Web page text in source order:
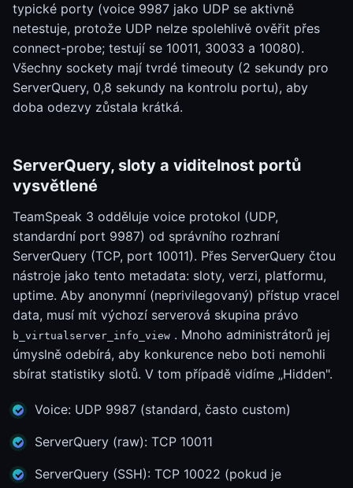
typické porty (voice 9987 jako UDP se aktivně
netestuje, protože UDP nelze spolehlivě ověřit přes
connect-probe; testují se 10011, 30033 a 10080).
Všechny sockety mají tvrdé timeouty (2 sekundy pro
ServerQuery, 0,8 sekundy na kontrolu portu), aby
doba odezvy zůstala krátká.
ServerQuery, sloty a viditelnost portů
vysvětlené
TeamSpeak 3 odděluje voice protokol (UDP,
standardní port 9987) od správního rozhraní
ServerQuery (TCP, port 10011). Přes ServerQuery čtou
nástroje jako tento metadata: sloty, verzi, platformu,
uptime. Aby anonymní (neprivilegovaný) přístup vracel
data, musí mít výchozí serverová skupina právo
b_virtualserver_info_view . Mnoho administrátorů jej
úmyslně odebírá, aby konkurence nebo boti nemohli
sbírat statistiky slotů. V tom případě vidíme „Hidden".
Voice: UDP 9987 (standard, často custom)
ServerQuery (raw): TCP 10011
ServerQuery (SSH): TCP 10022 (pokud je